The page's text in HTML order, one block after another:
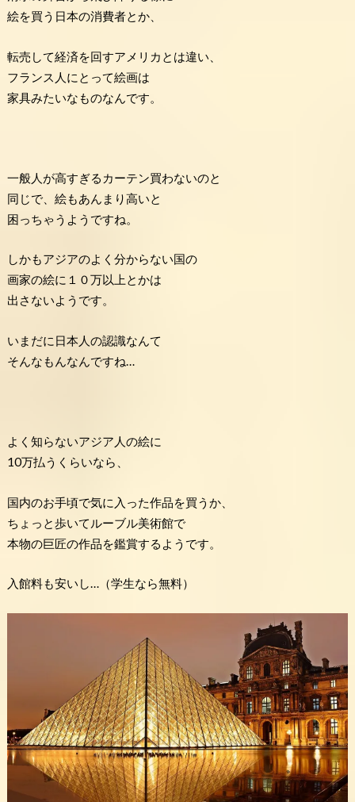
絵を買う日本の消費者とか、
転売して経済を回すアメリカとは違い、
フランス人にとって絵画は
家具みたいなものなんです。
一般人が高すぎるカーテン買わないのと
同じで、絵もあんまり高いと
困っちゃうようですね。
しかもアジアのよく分からない国の
画家の絵に１０万以上とかは
出さないようです。
いまだに日本人の認識なんて
そんなもんなんですね…
よく知らないアジア人の絵に
10万払うくらいなら、
国内のお手頃で気に入った作品を買うか、
ちょっと歩いてルーブル美術館で
本物の巨匠の作品を鑑賞するようです。
入館料も安いし…（学生なら無料）